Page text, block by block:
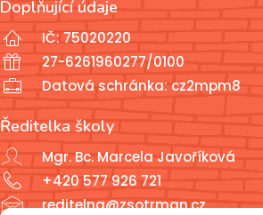
Doplňující údaje
IČ: 75020220
27-6261960277/0100
Datová schránka: cz2mpm8
Ředitelka školy
Mgr. Bc. Marcela Javoříková
+420 577 926 721
reditelna@zsotrman.cz